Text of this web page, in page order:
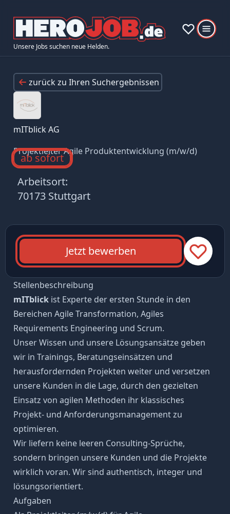
Unsere Jobs suchen neue Helden.
zurück zu Ihren Suchergebnissen
mITblick AG
Projektleiter Agile Produktentwicklung (m/w/d)
ab sofort
Arbeitsort:
70173 Stuttgart
Jetzt bewerben
Stellenbeschreibung
mITblickist Experte der ersten Stunde in den
Bereichen Agile Transformation, Agiles
Requirements Engineering und Scrum.
Unser Wissen und unsere Lösungsansätze geben
wir in Trainings, Beratungseinsätzen und
herausfordernden Projekten weiter und versetzen
unsere Kunden in die Lage, durch den gezielten
Einsatz von agilen Methoden ihr klassisches
Projekt- und Anforderungsmanagement zu
optimieren.
Wir liefern keine leeren Consulting-Sprüche,
sondern bringen unsere Kunden und die Projekte
wirklich voran. Wir sind authentisch, integer und
lösungsorientiert.
Aufgaben